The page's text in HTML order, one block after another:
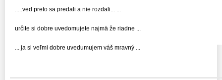
.....ved preto sa predali a nie rozdali... ...
určite si dobre uvedomujete najmä že riadne ...
... ja si veľmi dobre uvedumujem váš mravný ...